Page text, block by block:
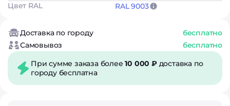
Цвет RAL
RAL 9003
Доставка по городу
бесплатно
Самовывоз
бесплатно
При сумме заказа более10 000 ₽доставка по
городу бесплатна